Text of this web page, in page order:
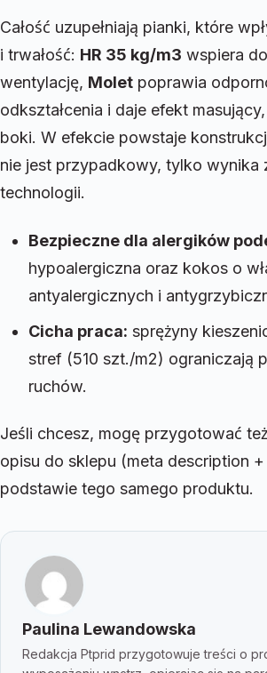
Całość uzupełniają pianki, które
i trwałość: HR 35 kg/m3 wspiera
wentylację, Molet poprawia
odkształcenia i daje efekt
boki. W efekcie powstaje
nie jest przypadkowy, tylko wynika
technologii.
Bezpieczne dla alergików
hypoalergiczna oraz kokos o
antyalergicznych i
Cicha praca: sprężyny
stref (510 szt./m2) ograniczają
ruchów.
Jeśli chcesz, mogę przygotować
opisu do sklepu (meta description
podstawie tego samego produktu.
Paulina Lewandowska
Redakcja Ptprid przygotowuje treści o